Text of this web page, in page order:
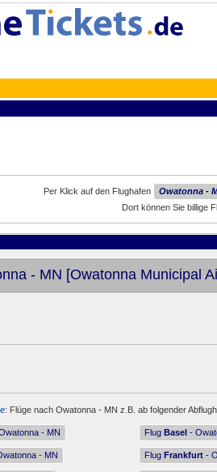
Per Klick auf den Flughafen
Owatonna -
Dort können Sie billige
- MN [Owatonna Municipal
: Flüge nach Owatonna - MN z.B. ab folgender
- MN Flug Basel -
- MN Flug Frankfurt -